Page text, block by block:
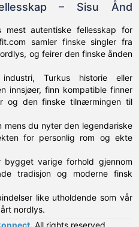
– Sisu Ånd
mest autentiske fellesskap for
samler finske singler fra
og feirer den finske ånden
Turkus historie eller
innsjøer, finn kompatible finner
og den finske tilnærmingen til
du nyter den legendariske
for personlig rom og ekte
varige forhold gjennom
tradisjon og moderne finsk
like utholdende som vår
nordlys.
All rights reserved.